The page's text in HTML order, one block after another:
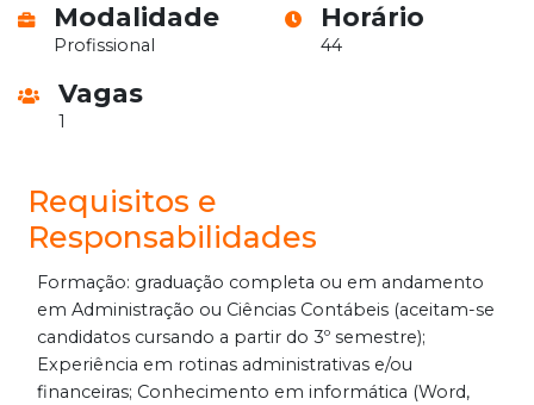
Modalidade
Profissional
Horário
44
Vagas
1
Requisitos e
Responsabilidades
Formação: graduação completa ou em andamento
em Administração ou Ciências Contábeis (aceitam-se
candidatos cursando a partir do 3º semestre);
Experiência em rotinas administrativas e/ou
financeiras; Conhecimento em informática (Word,